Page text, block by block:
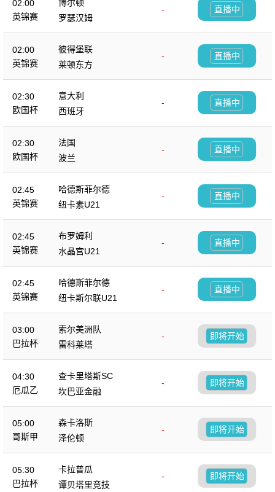
02:00
英锦赛
博尔顿
-
罗瑟汉姆
直播中
02:00
英锦赛
彼得堡联
-
莱顿东方
直播中
02:30
欧国杯
意大利
-
西班牙
直播中
02:30
欧国杯
法国
-
波兰
直播中
02:45
英锦赛
哈德斯菲尔德
-
纽卡素U21
直播中
02:45
英锦赛
布罗姆利
-
水晶宫U21
直播中
02:45
英锦赛
哈德斯菲尔德
-
纽卡斯尔联U21
直播中
03:00
巴拉杯
索尔美洲队
-
雷科莱塔
即将开始
04:30
厄瓜乙
查卡里塔斯SC
-
坎巴亚金融
即将开始
05:00
哥斯甲
森卡洛斯
-
泽伦顿
即将开始
05:30
巴拉杯
卡拉普瓜
-
谭贝塔里竞技
即将开始